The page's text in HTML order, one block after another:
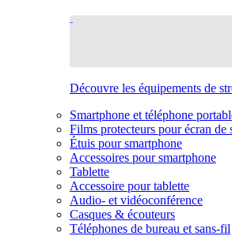
Découvre les équipements de
Smartphone et téléphone
Films protecteurs pour écran de
Étuis pour smartphone
Accessoires pour smartphone
Tablette
Accessoire pour tablette
Audio- et vidéoconférence
Casques & écouteurs
Téléphones de bureau et sans-fil